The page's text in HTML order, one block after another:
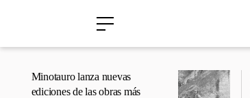
Minotauro lanza nuevas
ediciones de las obras más
›